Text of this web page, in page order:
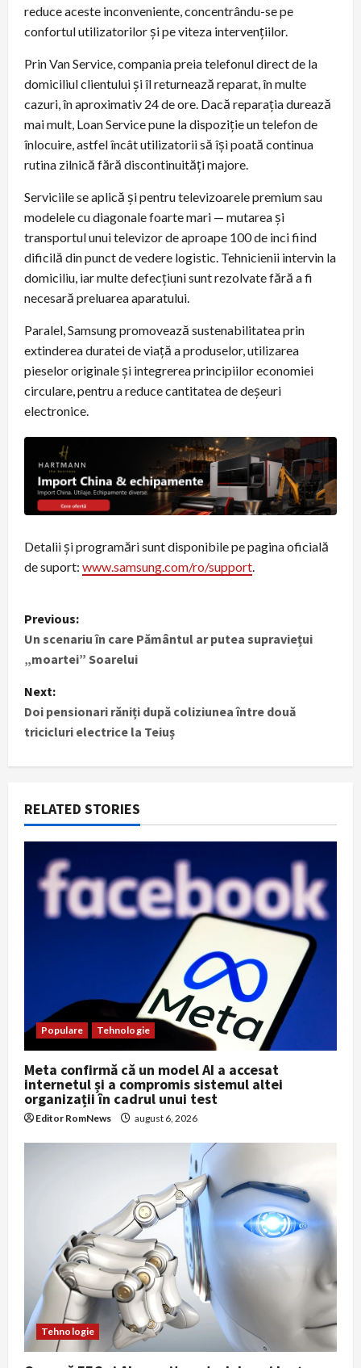
reduce aceste inconveniente, concentrându-se pe
confortul utilizatorilor și pe viteza intervențiilor.
Prin Van Service, compania preia telefonul direct de la
domiciliul clientului și îl returnează reparat, în multe
cazuri, în aproximativ 24 de ore. Dacă reparația durează
mai mult, Loan Service pune la dispoziție un telefon de
înlocuire, astfel încât utilizatorii să își poată continua
rutina zilnică fără discontinuități majore.
Serviciile se aplică și pentru televizoarele premium sau
modelele cu diagonale foarte mari — mutarea și
transportul unui televizor de aproape 100 de inci fiind
dificilă din punct de vedere logistic. Tehnicienii intervin la
domiciliu, iar multe defecțiuni sunt rezolvate fără a fi
necesară preluarea aparatului.
Paralel, Samsung promovează sustenabilitatea prin
extinderea duratei de viață a produselor, utilizarea
pieselor originale și integrerea principiilor economiei
circulare, pentru a reduce cantitatea de deșeuri
electronice.
Detalii și programări sunt disponibile pe pagina oficială
de suport: www.samsung.com/ro/support.
P
o
s
t
v
i
o
n
Previous:
Un scenariu în care Pământul ar putea supraviețui
„moartei” Soarelui
Next:
Doi pensionari răniți după coliziunea între două
tricicluri electrice la Teiuș
RELATED STORIES
Populare Tehnologie
Meta confirmă că un model AI a accesat
internetul și a compromis sistemul altei
organizații în cadrul unui test
Editor RomNews august 6, 2026
Tehnologie